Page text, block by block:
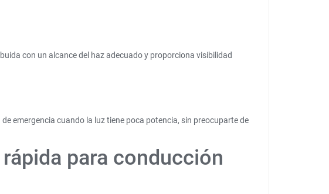
con un alcance del haz adecuado y proporciona visibilidad
emergencia cuando la luz tiene poca potencia, sin preocuparte de
para conducción